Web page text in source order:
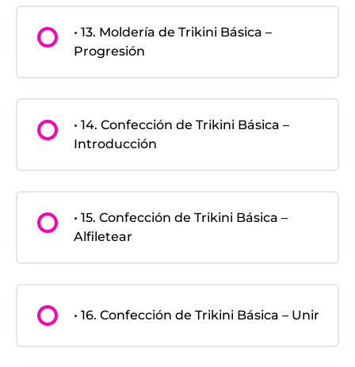
• 13. Moldería de Trikini Básica –
Progresión
• 14. Confección de Trikini Básica –
Introducción
• 15. Confección de Trikini Básica –
Alfiletear
• 16. Confección de Trikini Básica – Unir